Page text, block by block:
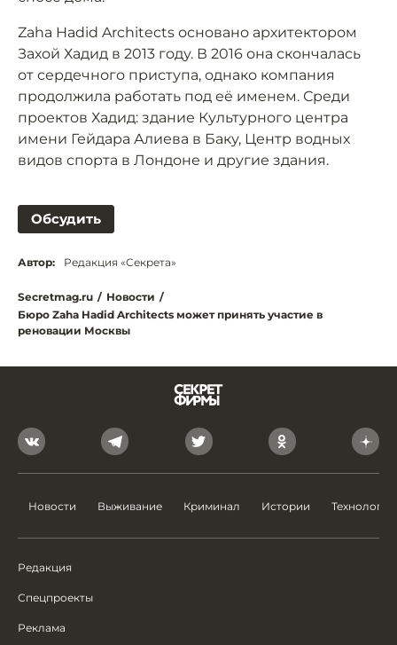
Zaha Hadid Architects основано архитектором
Захой Хадид в 2013 году. В 2016 она скончалась
от сердечного приступа, однако компания
продолжила работать под её именем. Среди
проектов Хадид: здание Культурного центра
имени Гейдара Алиева в Баку, Центр водных
видов спорта в Лондоне и другие здания.
Обсудить
Автор: Редакция «Секрета»
Secretmag.ru / Новости /
Бюро Zaha Hadid Architects может принять участие в
реновации Москвы
Новости Выживание Криминал Истории Технологии
Редакция
Спецпроекты
Реклама